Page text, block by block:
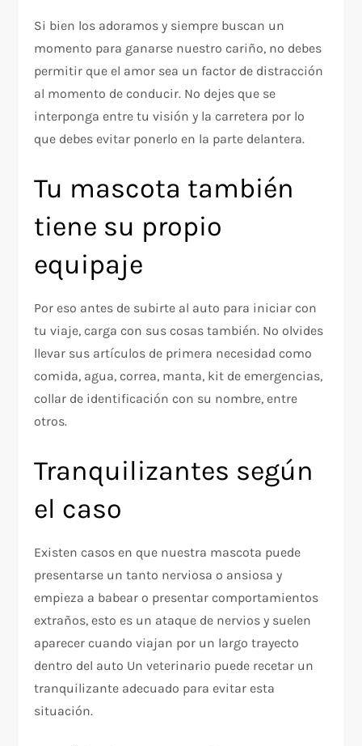
Si bien los adoramos y siempre buscan un
momento para ganarse nuestro cariño, no debes
permitir que el amor sea un factor de distracción
al momento de conducir. No dejes que se
interponga entre tu visión y la carretera por lo
que debes evitar ponerlo en la parte delantera.
Tu mascota también
tiene su propio
equipaje
Por eso antes de subirte al auto para iniciar con
tu viaje, carga con sus cosas también. No olvides
llevar sus artículos de primera necesidad como
comida, agua, correa, manta, kit de emergencias,
collar de identificación con su nombre, entre
otros.
Tranquilizantes según
el caso
Existen casos en que nuestra mascota puede
presentarse un tanto nerviosa o ansiosa y
empieza a babear o presentar comportamientos
extraños, esto es un ataque de nervios y suelen
aparecer cuando viajan por un largo trayecto
dentro del auto Un veterinario puede recetar un
tranquilizante adecuado para evitar esta
situación.